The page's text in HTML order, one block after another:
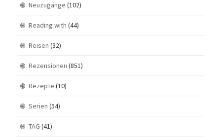
Neuzugänge (102)
Reading with (44)
Reisen (32)
Rezensionen (851)
Rezepte (10)
Serien (54)
TAG (41)